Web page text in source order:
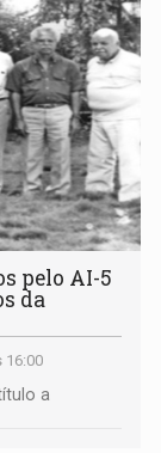
pelo AI-5
da
16:00
a